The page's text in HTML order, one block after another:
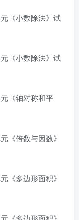
《小数除法》试
《小数除法》试
《轴对称和平
倍数与因数》
多边形面积》